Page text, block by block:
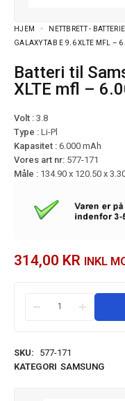
HJEM NETTBRETT -
GALAXY TAB E 9.6 XLTE MFL –
Batteri til Samsung Galaxy Tab E 9.6
XLTE mfl –
Volt : 3.8
Type : Li-Pl
Kapasitet : 6.000 mAh
Vores art nr: 577-171
Måle : 134.90 x 120.50 x
314,00 KR INKL
SKU:
577-171
KATEGORI SAMSUNG